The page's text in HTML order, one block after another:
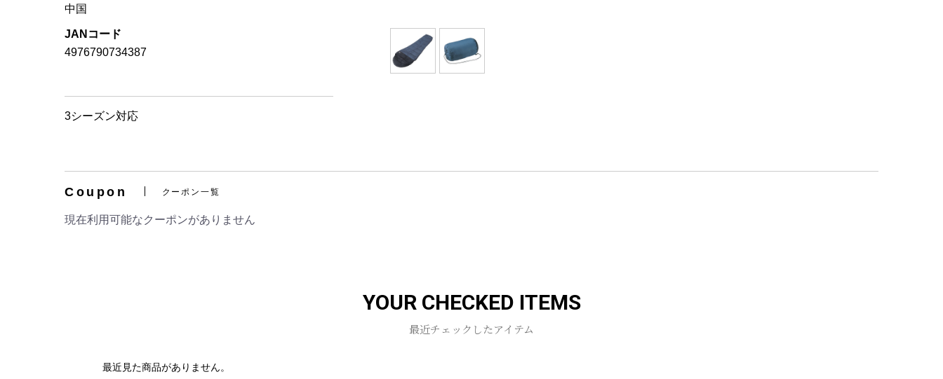
お買い物を続ける カートへ進む
中国
JANコード
4976790734387
3シーズン対応
Coupon クーポン一覧
現在利用可能なクーポンがありません
YOUR CHECKED ITEMS
最近チェックしたアイテム
最近見た商品がありません。